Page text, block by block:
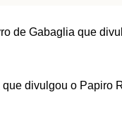
de Gabaglia que